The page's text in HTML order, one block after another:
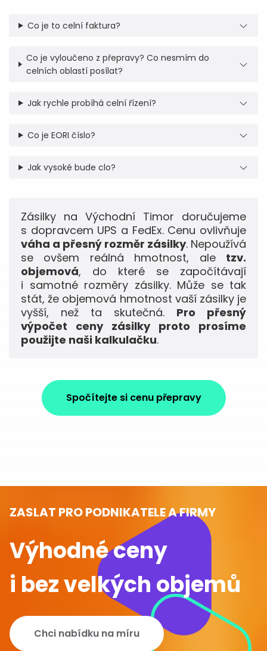
Co je to celní faktura?
Co je vyloučeno z přepravy? Co nesmím do
celních oblastí posílat?
Jak rychle probíhá celní řízení?
Co je EORI číslo?
Jak vysoké bude clo?
Zásilky na Východní Timor doručujeme
s dopravcem UPS a FedEx. Cenu ovlivňuje
váha a přesný rozměr zásilky. Nepoužívá
se ovšem reálná hmotnost, ale tzv.
objemová, do které se započítávají
i samotné rozměry zásilky. Může se tak
stát, že objemová hmotnost vaší zásilky je
vyšší, než ta skutečná. Pro přesný
výpočet ceny zásilky proto prosíme
použijte naši kalkulačku.
Spočítejte si cenu přepravy
ZASLAT PRO PODNIKATELE A FIRMY
Výhodné ceny
i bez velkých objemů
Chci nabídku na míru